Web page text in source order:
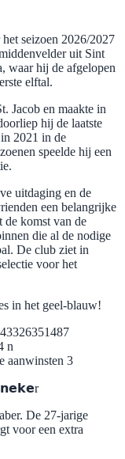
seizoen 2026/2027
uit Sint
waar hij de afgelopen
elftal.
Jacob en maakte in
hij de laatste
2021 in de
speelde hij een
uitdaging en de
een belangrijke
de komst van de
die al de nodige
De club ziet in
voor het
in het geel-blauw!
aanwinsten 3
De 27-jarige
voor een extra